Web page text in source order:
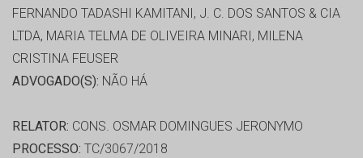
FERNANDO TADASHI KAMITANI, J. C. DOS SANTOS & CIA
LTDA, MARIA TELMA DE OLIVEIRA MINARI, MILENA
CRISTINA FEUSER
ADVOGADO(S): NÃO HÁ
RELATOR: CONS. OSMAR DOMINGUES JERONYMO
PROCESSO: TC/3067/2018